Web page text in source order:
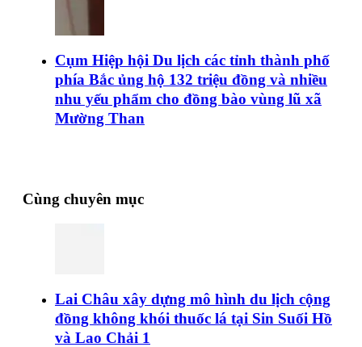
Cụm Hiệp hội Du lịch các tỉnh thành phố
phía Bắc ủng hộ 132 triệu đồng và nhiều
nhu yếu phẩm cho đồng bào vùng lũ xã
Mường Than
Cùng chuyên mục
Lai Châu xây dựng mô hình du lịch cộng
đồng không khói thuốc lá tại Sin Suối Hồ
và Lao Chải 1